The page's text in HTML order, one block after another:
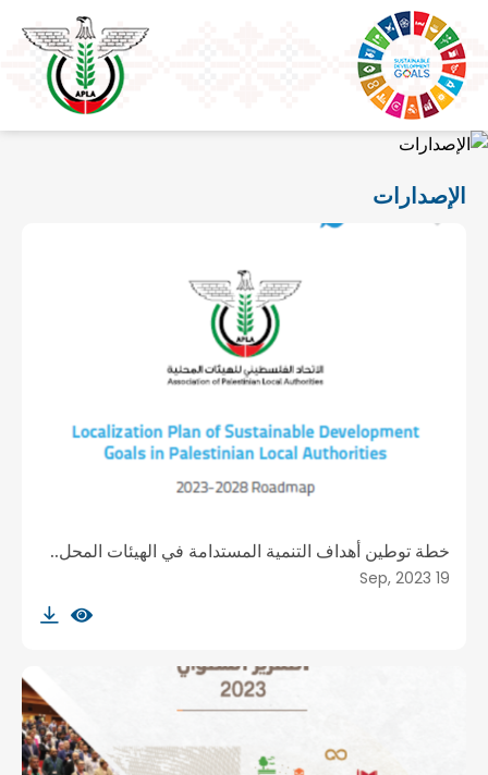
الإصدارات
خطة توطين أهداف التنمية المستدامة في الهيئات المحل..
19 Sep, 2023